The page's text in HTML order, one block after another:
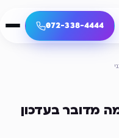
072-338-4444
בפינגווין 4 ולמה מדובר בעדכון